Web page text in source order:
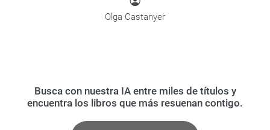
Olga Castanyer
Busca con nuestra IA entre miles de títulos y
encuentra los libros que más resuenan contigo.